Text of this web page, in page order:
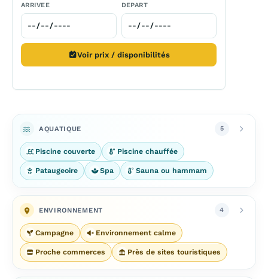
ARRIVEE DEPART
Voir prix / disponibilités
AQUATIQUE 5
Piscine couverte Piscine chauffée
Pataugeoire Spa Sauna ou hammam
ENVIRONNEMENT 4
Campagne Environnement calme
Proche commerces Près de sites touristiques